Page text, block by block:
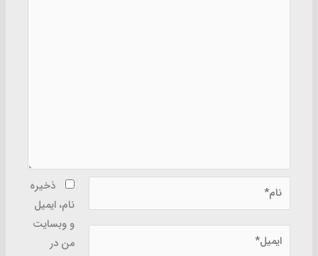
نام*
ایمیل*
ذخیره
نام، ایمیل
و وبسایت
من در